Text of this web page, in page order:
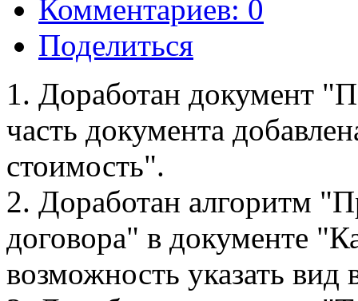
Комментариев: 0
Поделиться
1. Доработан документ
часть документа
стоимость".
2. Доработан алгоритм
договора" в документе
возможность указать вид